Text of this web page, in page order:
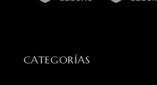
CATEGORÍAS